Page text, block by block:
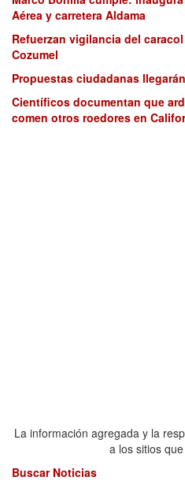
Aérea y carretera Aldama
Refuerzan vigilancia del
Cozumel
Propuestas ciudadanas
Científicos documentan que
comen otros roedores en
La información agregada y la
a los sitios
Buscar Noticias